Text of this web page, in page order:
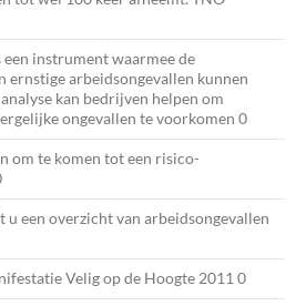
instrument waarmee de
ernstige arbeidsongevallen kunnen
kan bedrijven helpen om
ongevallen te voorkomen 0
om te komen tot een risico-
u een overzicht van arbeidsongevallen
Velig op de Hoogte 2011 0